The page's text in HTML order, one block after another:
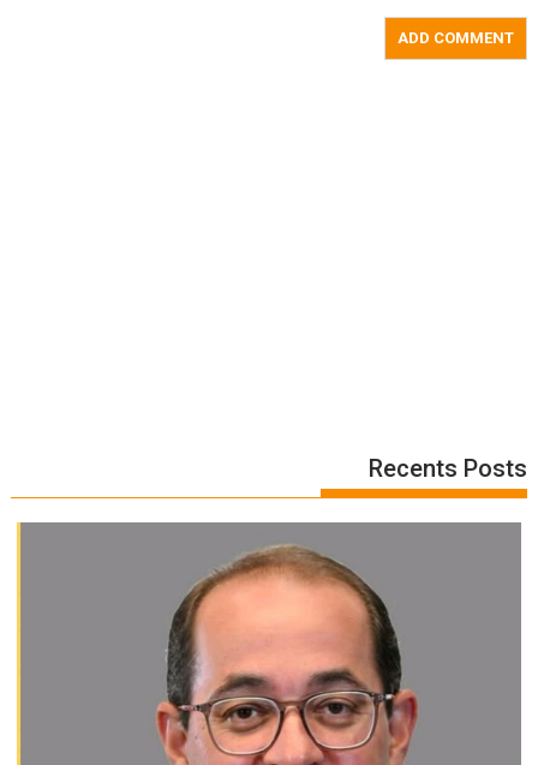
Recents Posts